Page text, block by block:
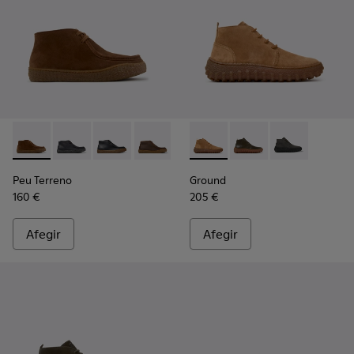
Peu Terreno - K300530-009 - Botes de turmell de camussa
Peu Terreno - K300530-006 - Botins de nubuc
Peu Terreno - K300530-005
Peu Terreno - K300530-004 - Botins
Peu Terreno - K300530-003
Peu Terreno - K300530-
Peu Terreno
160 €
Afegir
Ground - K300330-019 -
Ground - K300330-
Ground -
Ground
205 €
Afegir